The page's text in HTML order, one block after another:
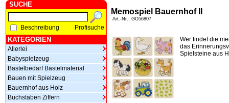
SUCHE
Beschreibung Profisuche
KATEGORIEN
Allerlei
Babyspielzeug
Bastelbedarf Bastelmaterial
Bauen mit Spielzeug
Bauernhof aus Holz
Buchstaben Ziffern
Memospiel Bauernhof II
Art.-Nr.: GO56807
Wer findet die
das
Spielsteine aus